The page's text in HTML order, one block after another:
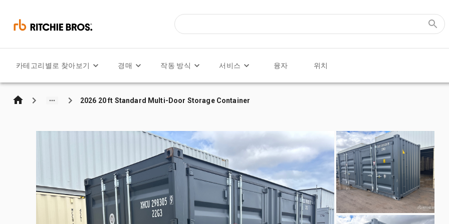
카테고리별로 찾아보기 경매 작동 방식 서비스 융자 위치
2026 20 ft Standard Multi-Door Storage Container